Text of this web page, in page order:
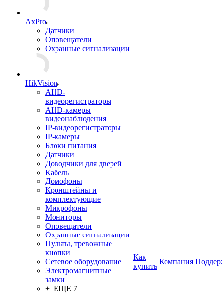
AxPro
Датчики
Оповещатели
Охранные сигнализации
HikVision
AHD-
видеорегистраторы
AHD-камеры
видеонаблюдения
IP-видеорегистраторы
IP-камеры
Блоки питания
Датчики
Доводчики для дверей
Кабель
Домофоны
Кронштейны и
комплектующие
Микрофоны
Мониторы
Оповещатели
Охранные сигнализации
Пульты, тревожные
кнопки
Сетевое оборудование
Электромагнитные
замки
+ ЕЩЕ 7
Как
купить
Компания